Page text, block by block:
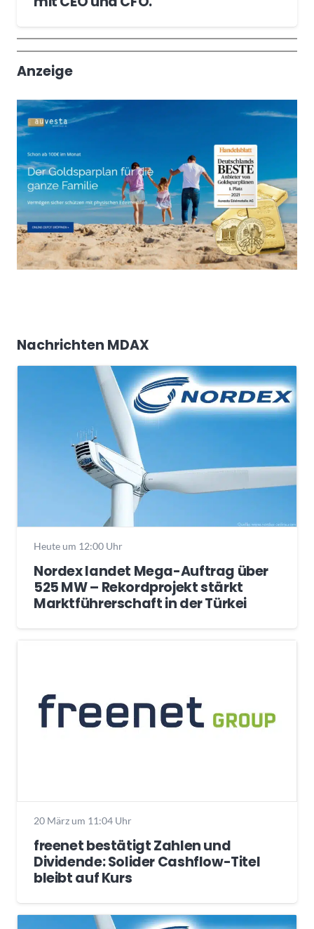
Wochenrückblick
Trendthemen
Anzeige
Nachrichten MDAX
Heute um 12:00 Uhr
Nordex landet Mega-Auftrag über
525 MW – Rekordprojekt stärkt
Marktführerschaft in der Türkei
20 März um 11:04 Uhr
freenet bestätigt Zahlen und
Dividende: Solider Cashflow-Titel
bleibt auf Kurs